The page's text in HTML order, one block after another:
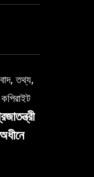
তথ্য,